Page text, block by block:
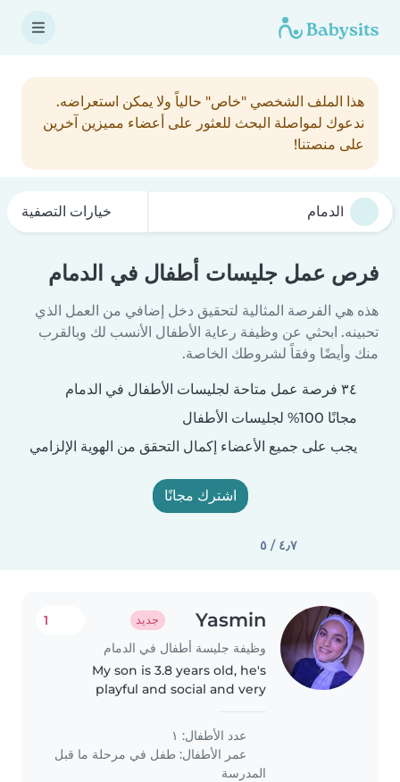
هذا الملف الشخصي "خاص" حالياً ولا يمكن استعراضه.
ندعوك لمواصلة البحث للعثور على أعضاء مميزين آخرين
على منصتنا!
خيارات التصفية
فرص عمل جليسات أطفال في الدمام
هذه هي الفرصة المثالية لتحقيق دخل إضافي من العمل الذي
تحبينه. ابحثي عن وظيفة رعاية الأطفال الأنسب لك وبالقرب
منك وأيضًا وفقاً لشروطك الخاصة.
٣٤ فرصة عمل متاحة لجليسات الأطفال في الدمام
مجانًا 100% لجليسات الأطفال
يجب على جميع الأعضاء إكمال التحقق من الهوية الإلزامي
اشترك مجانًا
٤٫٧ / ٥
Yasmin جديد
وظيفة جليسة أطفال في الدمام
1
My son is 3.8 years old, he's
playful and social and very
after school as for homework
and light home chores
assistance
عدد الأطفال: ١
عمر الأطفال: طفل في مرحلة ما قبل
المدرسة